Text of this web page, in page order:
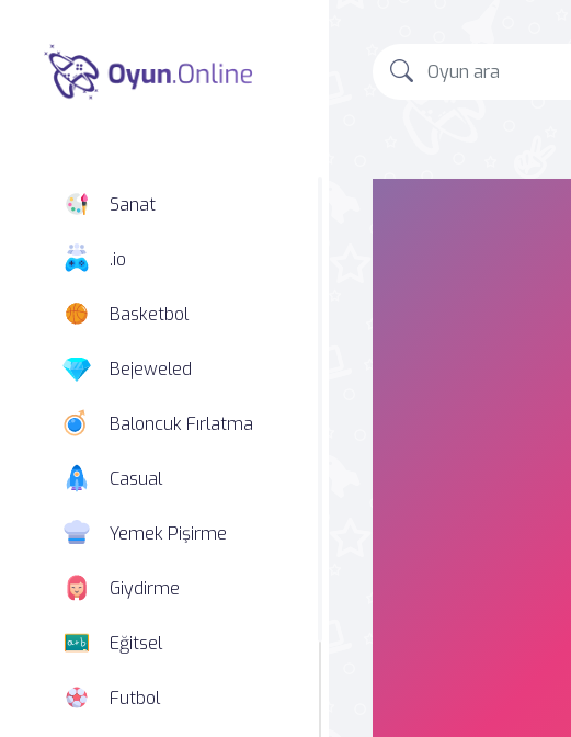
Sanat
.io
Basketbol
Bejeweled
Baloncuk Fırlatma
Casual
Yemek Pişirme
Giydirme
Eğitsel
Futbol